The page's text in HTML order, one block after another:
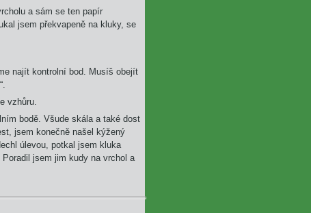
a sám se ten papír
jsem překvapeně na kluky, se
najít kontrolní bod. Musíš obejít
vzhůru.
bodě. Všude skála a také dost
jsem konečně našel kýžený
úlevou, potkal jsem kluka
jsem jim kudy na vrchol a